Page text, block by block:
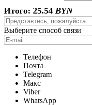
Итого: 25.54 BYN
Выберите способ связи
Телефон
Почта
Telegram
Макс
Viber
WhatsApp